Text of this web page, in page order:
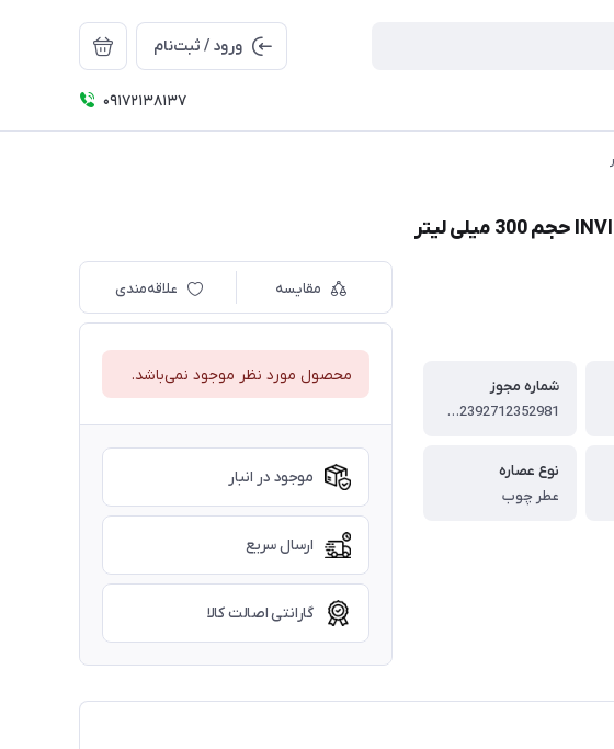
ورود / ثبت‌نام
09172138137
شماره مجوز
6052392712352981
نوع عصاره
عطر چوب
مقایسه علاقه‌مندی
محصول مورد نظر موجود نمی‌باشد.
موجود در انبار
ارسال سریع
گارانتی اصالت کالا